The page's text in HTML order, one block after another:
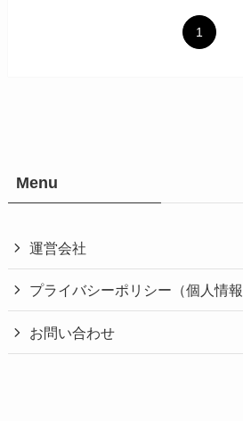
1
Menu
運営会社
プライバシーポリシー（個人情報
お問い合わせ